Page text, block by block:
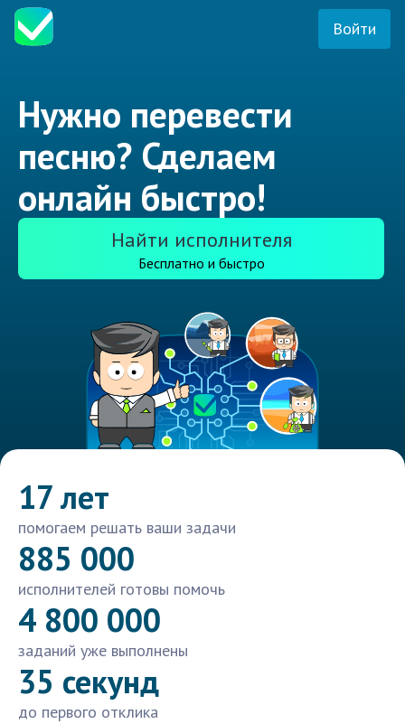
Войти
Нужно перевести
песню? Сделаем
онлайн быстро!
Найти исполнителя
Бесплатно и быстро
17 лет
помогаем решать ваши задачи
885 000
исполнителей готовы помочь
4 800 000
заданий уже выполнены
35 секунд
до первого отклика